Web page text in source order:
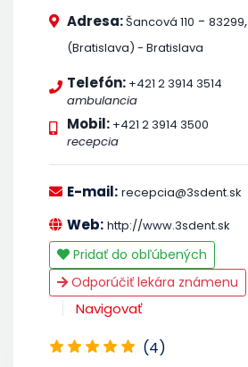
Adresa:Šancová 110 - 83299,
(Bratislava) - Bratislava
Telefón: +421 2 3914 3514
ambulancia
Mobil: +421 2 3914 3500
recepcia
E-mail: recepcia@3sdent.sk
Web: http://www.3sdent.sk
Pridať do obľúbených
Odporúčiť lekára známenu
Navigovať
(4)